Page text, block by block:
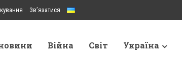
Зв’язатися
Війна Світ Україна